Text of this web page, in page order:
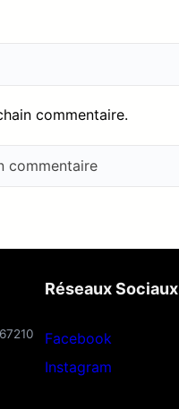
commentaire.
Réseaux Sociaux
Facebook
Instagram